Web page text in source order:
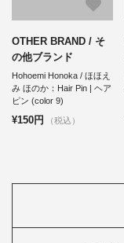
OTHER BRAND / そ
の他ブランド
Hohoemi Honoka / ほほえ
み ほのか：Hair Pin | ヘア
ピン (color 9)
¥150円 （税込）